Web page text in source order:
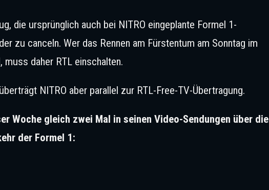
die ursprünglich auch bei NITRO eingeplante Formel 1-
zu canceln. Wer das Rennen am Fürstentum am Sonntag im
daher RTL einschalten.
NITRO aber parallel zur RTL-Free-TV-Übertragung.
Woche gleich zwei Mal in seinen Video-Sendungen über die
der Formel 1: